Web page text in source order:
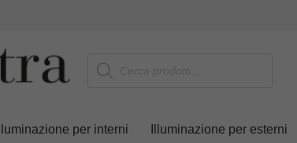
search
Illuminazione per interni Illuminazione per esterni